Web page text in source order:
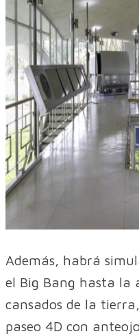
Además, habrá
el Big Bang hasta la
cansados de la
paseo 4D con